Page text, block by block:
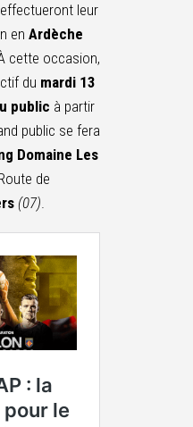
effectueront leur
en Ardèche
cette occasion,
du mardi 13
public à partir
public se fera
Domaine Les
de
(07).